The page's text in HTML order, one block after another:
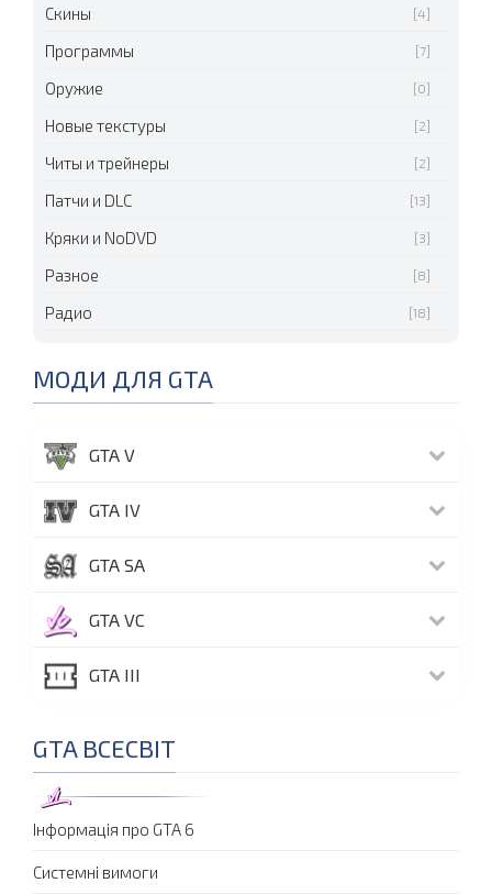
Скины [4]
Программы [7]
Оружие [0]
Новые текстуры [2]
Читы и трейнеры [2]
Патчи и DLC [13]
Кряки и NoDVD [3]
Разное [8]
Радио [18]
МОДИ ДЛЯ GTA
GTA V
GTA IV
GTA SA
GTA VC
GTA III
GTA ВСЕСВІТ
Інформація про GTA 6
Системні вимоги